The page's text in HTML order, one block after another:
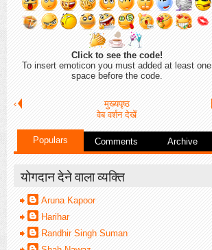
Click to see the code!
To insert emoticon you must added at least one
space before the code.
‹
मुख्यपृष्ठ
वेब वर्शन देखें
Populars Comments Archive
योगदान देने वाला व्यक्ति
Aruna Kapoor
Harihar
Randhir Singh Suman